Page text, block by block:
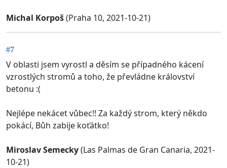
Michal Korpoš(Praha 10, 2021-10-21)
#7
V oblasti jsem vyrostl a děsím se případného kácení
vzrostlých stromů a toho, že převládne království
betonu :(
Nejlépe nekácet vůbec!! Za každý strom, který někdo
pokácí, Bůh zabije koťátko!
Miroslav Semecky(Las Palmas de Gran Canaria, 2021-
10-21)